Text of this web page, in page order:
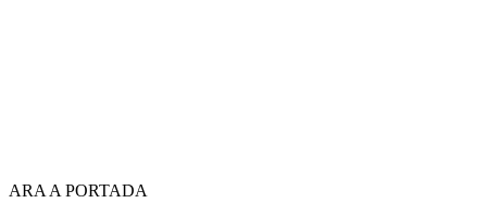
ARA A PORTADA